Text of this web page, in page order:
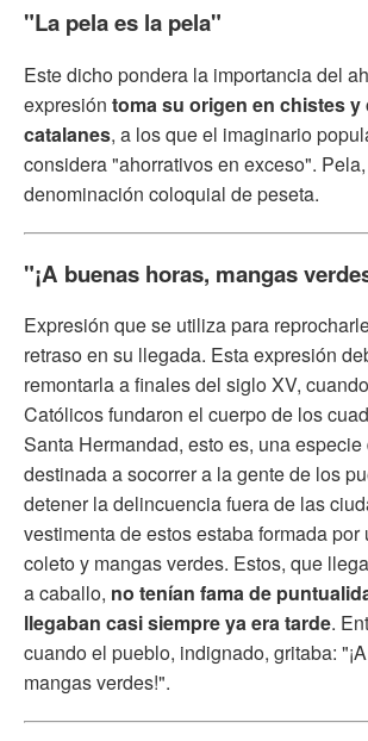
"La pela es la pela"
Este dicho pondera la importancia del
expresión toma su origen en chistes
catalanes, a los que el imaginario
considera "ahorrativos en exceso".
denominación coloquial de peseta.
"¡A buenas horas, mangas
Expresión que se utiliza para
retraso en su llegada. Esta expresión
remontarla a finales del siglo XV,
Católicos fundaron el cuerpo de los
Santa Hermandad, esto es, una
destinada a socorrer a la gente de los
detener la delincuencia fuera de las
vestimenta de estos estaba formada por
coleto y mangas verdes. Estos, que
a caballo, no tenían fama de
llegaban casi siempre ya era tarde.
cuando el pueblo, indignado, gritaba:
mangas verdes!".